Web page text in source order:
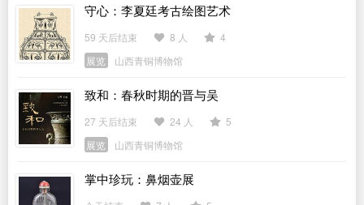
守心：李夏廷考古绘图艺术
59 天后结束 8 人
4
展览
山西青铜博物馆
致和：春秋时期的晋与吴
27 天后结束 24 人
5
展览
山西青铜博物馆
掌中珍玩：鼻烟壶展